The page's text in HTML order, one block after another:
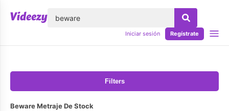
Iniciar sesión Regístrate
Filters
Beware Metraje De Stock